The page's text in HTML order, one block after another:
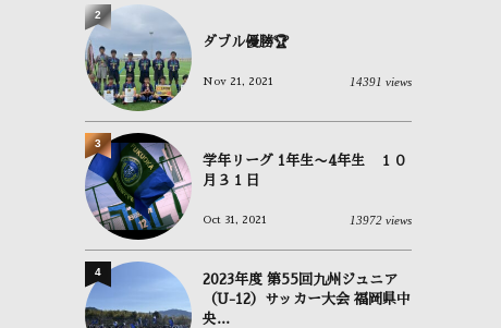
ダブル優勝🏆
Nov 21, 2021 14391 views
2
学年リーグ 1年生〜4年生 １０
月３１日
Oct 31, 2021 13972 views
3
2023年度 第55回九州ジュニア
（U-12）サッカー大会 福岡県中
央...
4